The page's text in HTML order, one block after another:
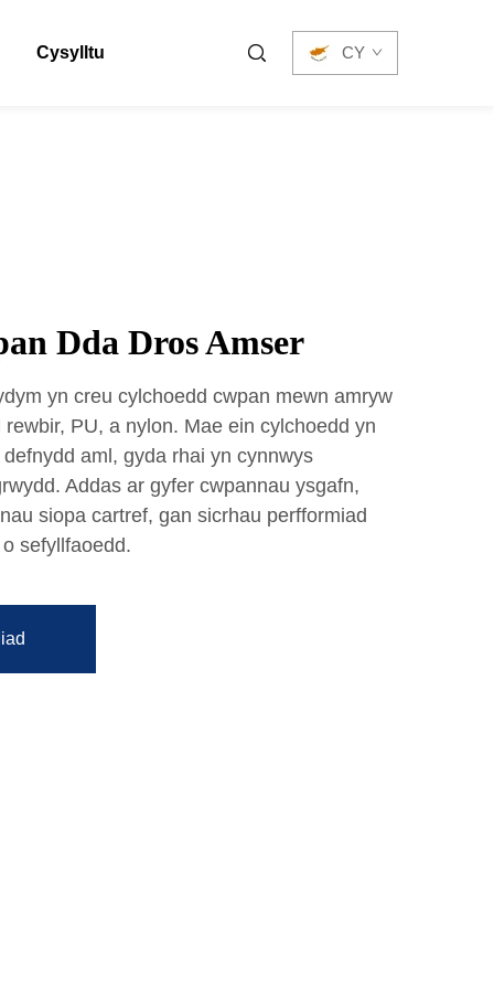
Cysylltu CY
Dda Dros Amser
yn creu cylchoedd cwpan mewn amryw
PU, a nylon. Mae ein cylchoedd yn
aml, gyda rhai yn cynnwys
Addas ar gyfer cwpannau ysgafn,
siopa cartref, gan sicrhau perfformiad
sefyllfaoedd.